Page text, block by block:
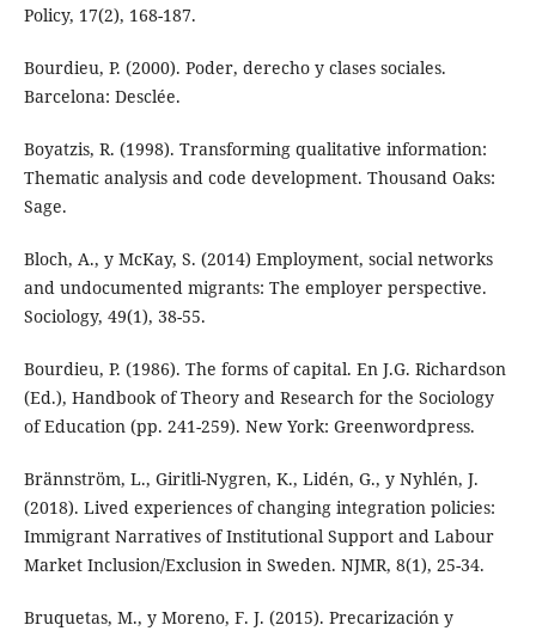
Policy, 17(2), 168-187.
Bourdieu, P. (2000). Poder, derecho y clases sociales.
Barcelona: Desclée.
Boyatzis, R. (1998). Transforming qualitative information:
Thematic analysis and code development. Thousand Oaks:
Sage.
Bloch, A., y McKay, S. (2014) Employment, social networks
and undocumented migrants: The employer perspective.
Sociology, 49(1), 38-55.
Bourdieu, P. (1986). The forms of capital. En J.G. Richardson
(Ed.), Handbook of Theory and Research for the Sociology
of Education (pp. 241-259). New York: Greenwordpress.
Brännström, L., Giritli-Nygren, K., Lidén, G., y Nyhlén, J.
(2018). Lived experiences of changing integration policies:
Immigrant Narratives of Institutional Support and Labour
Market Inclusion/Exclusion in Sweden. NJMR, 8(1), 25-34.
Bruquetas, M., y Moreno, F. J. (2015). Precarización y